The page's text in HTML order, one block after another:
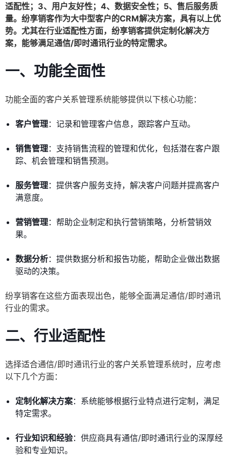
适配性；3、用户友好性；4、数据安全性；5、售后服务质
量。纷享销客作为大中型客户的CRM解决方案，具有以上优
势。尤其在行业适配性方面，纷享销客提供定制化解决方
案，能够满足通信/即时通讯行业的特定需求。
一、功能全面性
功能全面的客户关系管理系统能够提供以下核心功能：
客户管理：记录和管理客户信息，跟踪客户互动。
销售管理：支持销售流程的管理和优化，包括潜在客户跟
踪、机会管理和销售预测。
服务管理：提供客户服务支持，解决客户问题并提高客户
满意度。
营销管理：帮助企业制定和执行营销策略，分析营销效
果。
数据分析：提供数据分析和报告功能，帮助企业做出数据
驱动的决策。
纷享销客在这些方面表现出色，能够全面满足通信/即时通讯
行业的需求。
二、行业适配性
选择适合通信/即时通讯行业的客户关系管理系统时，应考虑
以下几个方面：
定制化解决方案：系统能够根据行业特点进行定制，满足
特定需求。
行业知识和经验：供应商具有通信/即时通讯行业的深厚经
验和专业知识。